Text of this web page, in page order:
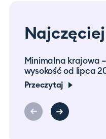
Minimalna krajowa
wysokość od lipca
Przeczytaj